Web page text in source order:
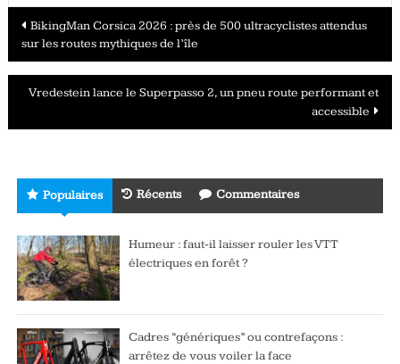
Navigation
des
articles
BikingMan Corsica 2026 : près de 500 ultracyclistes attendus
sur les routes mythiques de l’île
Vredestein lance le Superpasso 2, un pneu route performant et
accessible
Populaires Récents Commentaires
Humeur : faut-il laisser rouler les VTT
électriques en forêt ?
Cadres “génériques” ou contrefaçons :
arrêtez de vous voiler la face